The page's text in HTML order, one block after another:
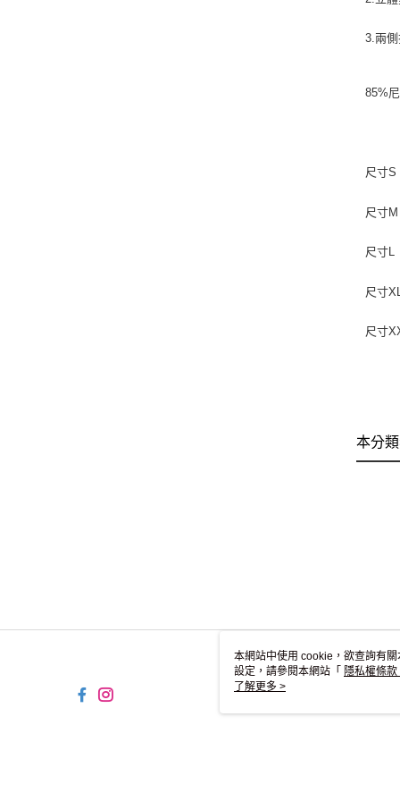
3.兩
85%
尺寸
尺寸
尺寸
尺寸
尺寸
本分
本網站中使用 cookie，欲查詢有
設定，請參閱本網站「 隱私權條款
使用 cookie。
了解更多 >